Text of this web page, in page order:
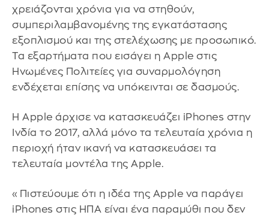
χρειάζονται χρόνια για να στηθούν,
συμπεριλαμβανομένης της εγκατάστασης
εξοπλισμού και της στελέχωσης με προσωπικό.
Τα εξαρτήματα που εισάγει η Apple στις
Ηνωμένες Πολιτείες για συναρμολόγηση
ενδέχεται επίσης να υπόκεινται σε δασμούς.
Η Apple άρχισε να κατασκευάζει iPhones στην
Ινδία το 2017, αλλά μόνο τα τελευταία χρόνια η
περιοχή ήταν ικανή να κατασκευάσει τα
τελευταία μοντέλα της Apple.
«Πιστεύουμε ότι η ιδέα της Apple να παράγει
iPhones στις ΗΠΑ είναι ένα παραμύθι που δεν